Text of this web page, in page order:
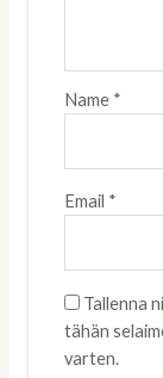
Name *
Email *
Tallenna
tähän
varten.